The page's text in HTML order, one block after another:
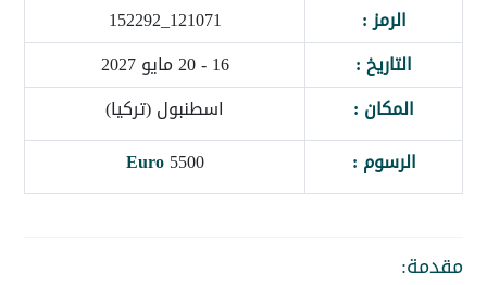
الرمز :
121071_152292
التاريخ :
16 - 20 مايو 2027
المكان :
اسطنبول (تركيا)
الرسوم :
5500
Euro
مقدمة: